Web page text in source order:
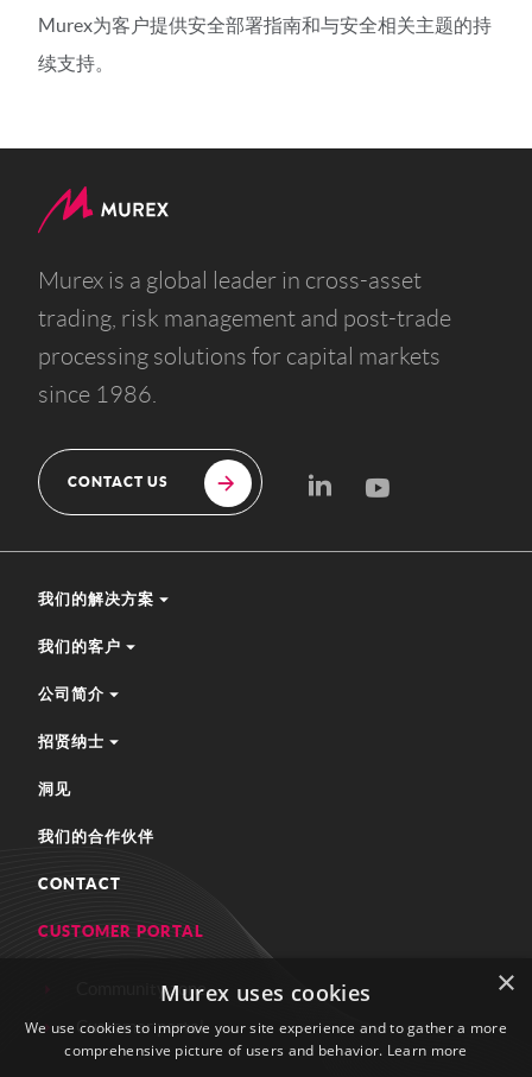
Murex为客户提供安全部署指南和与安全相关主题的持
续支持。
Murex is a global leader in cross-asset
trading, risk management and post-trade
processing solutions for capital markets
since 1986.
CONTACT US
我们的解决方案
我们的客户
公司简介
招贤纳士
洞见
我们的合作伙伴
CONTACT
CUSTOMER PORTAL
Community zone
Customer portal
×
Murex uses cookies
We use cookies to improve your site experience and to gather a more
comprehensive picture of users and behavior. Learn more